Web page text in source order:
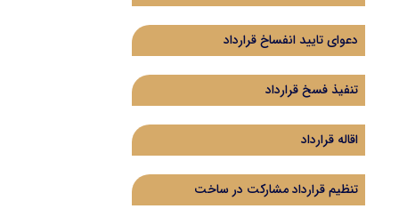
دعوای تایید انفساخ قرارداد
تنفیذ فسخ قرارداد
اقاله قرارداد
تنظیم قرارداد مشارکت در ساخت